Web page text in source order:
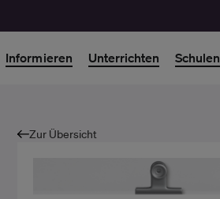
Informieren Unterrichten Schulen
Zur Übersicht